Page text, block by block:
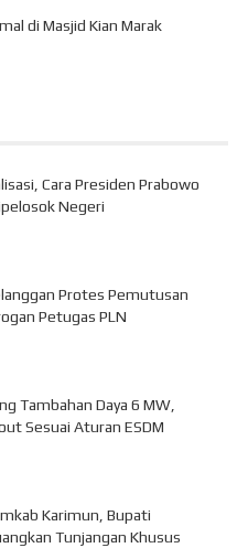
di Masjid Kian Marak
Cara Presiden Prabowo
Negeri
Protes Pemutusan
Petugas PLN
Tambahan Daya 6 MW,
Sesuai Aturan ESDM
Karimun, Bupati
Tunjangan Khusus